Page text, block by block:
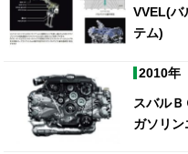
VVEL(バ
テム)
2010年
スバル
ガソリン